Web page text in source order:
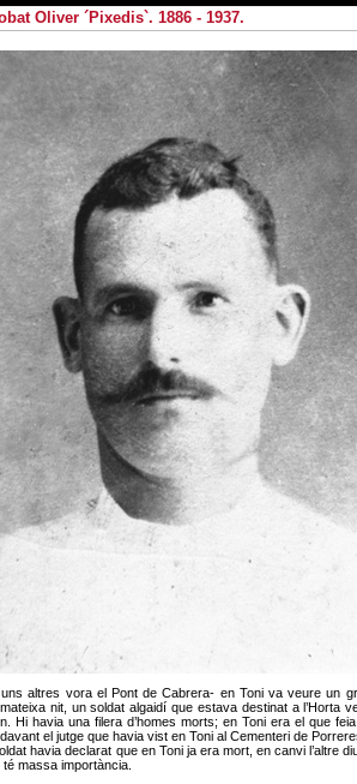
Oliver ´Pixedis`. 1886 - 1937.
altres vora el Pont de Cabrera- en Toni va veure un
nit, un soldat algaidí que estava destinat a
Hi havia una filera d’homes morts; en Toni era el que
el jutge que havia vist en Toni al Cementeri de
havia declarat que en Toni ja era mort, en canvi l’altre
té massa importància.